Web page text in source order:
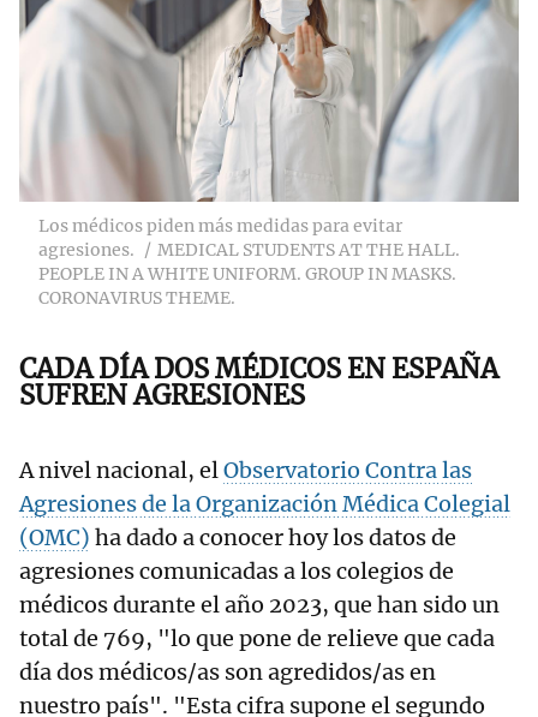
Los médicos piden más medidas para evitar
agresiones.
MEDICAL STUDENTS AT THE HALL.
PEOPLE IN A WHITE UNIFORM. GROUP IN MASKS.
CORONAVIRUS THEME.
CADA DÍA DOS MÉDICOS EN ESPAÑA
SUFREN AGRESIONES
A nivel nacional, elObservatorio Contra las
Agresiones de la Organización Médica Colegial
(OMC) ha dado a conocer hoy los datos de
agresiones comunicadas a los colegios de
médicos durante el año 2023, que han sido un
total de 769, "lo que pone de relieve que cada
día dos médicos/as son agredidos/as en
nuestro país". "Esta cifra supone el segundo